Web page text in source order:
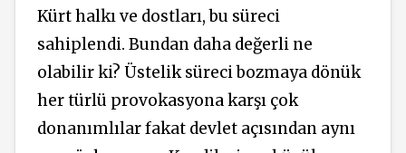
Kürt halkı ve dostları, bu süreci
sahiplendi. Bundan daha değerli ne
olabilir ki? Üstelik süreci bozmaya dönük
her türlü provokasyona karşı çok
donanımlılar fakat devlet açısından aynı